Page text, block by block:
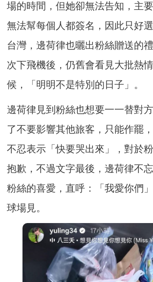
場的時間，但她卻無法告知，主
無法幫每個人都簽名，因此只好
台灣，邊荷律也曬出粉絲贈送的
次下飛機後，仍舊會看見大批熱
候，「明明不是特別的日子」。
邊荷律見到粉絲也想要一一替對
了不要影響其他旅客，只能作罷
不忍表示「快要哭出來」，對於
抱歉，不過文字最後，邊荷律不
粉絲的喜愛，直呼：「我愛你們
球場見。